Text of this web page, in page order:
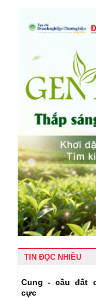
TIN ĐỌC NHIỀU
Cung - cầu đất
cực